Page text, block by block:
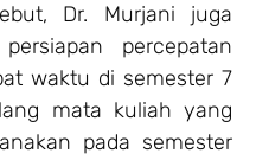
Dr. Murjani juga
percepatan
waktu di semester 7
mata kuliah yang
pada semester